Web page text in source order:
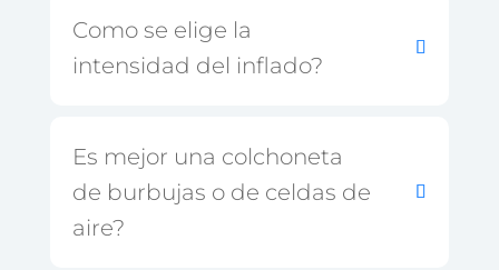
Como se elige la
intensidad del inflado?
Es mejor una colchoneta
de burbujas o de celdas de
aire?